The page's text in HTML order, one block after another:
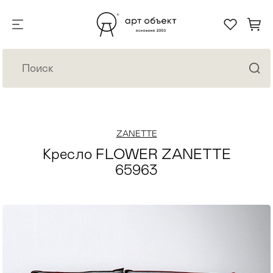
ZANETTE
Кресло FLOWER ZANETTE
65963